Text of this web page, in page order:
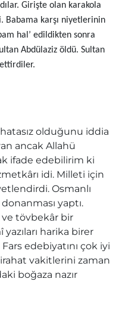
Girişte olan karakola
Babama karşı niyetlerinin
hal’ edildikten sonra
Abdülaziz öldü. Sultan
olduğunu iddia
ancak Allahü
ifade edebilirim ki
idi. Milleti için
Osmanlı
yaptı.
ve tövbekâr bir
harika birer
edebiyatını çok iyi
vakitlerini zaman
boğaza nazır